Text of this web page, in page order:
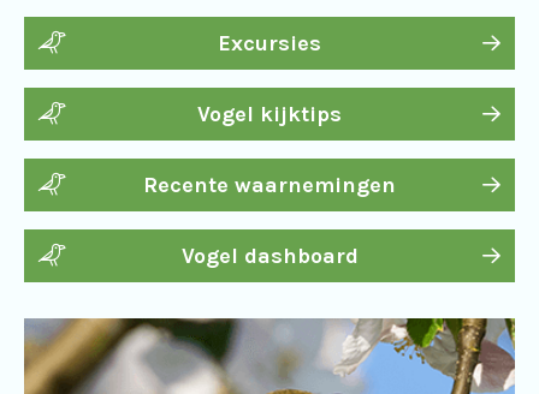
Excursies
Vogel kijktips
Recente waarnemingen
Vogel dashboard